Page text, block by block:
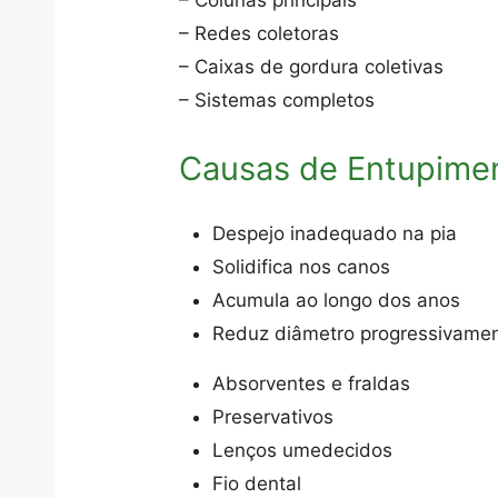
– Redes coletoras
– Caixas de gordura coletivas
– Sistemas completos
Causas de
Despejo inadequado na pia
Solidifica nos canos
Acumula ao longo dos anos
Reduz diâmetro
Absorventes e fraldas
Preservativos
Lenços umedecidos
Fio dental